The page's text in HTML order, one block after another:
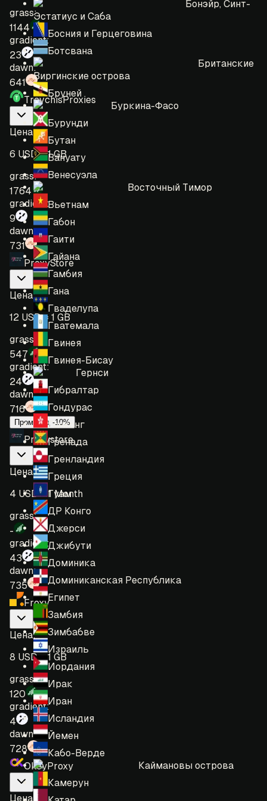
Бонэйр, Синт-
Эстатиус и Саба
Босния и Герцеговина
Ботсвана
Британские
Виргинские острова
Бруней
Буркина-Фасо
Бурунди
Бутан
Вануату
Венесуэла
Восточный Тимор
Вьетнам
Габон
Гаити
Гайана
Гамбия
Гана
Гваделупа
Гватемала
Гвинея
Гвинея-Бисау
Гернси
Гибралтар
Гондурас
Гонконг
Гренада
Гренландия
Греция
Гуам
ДР Конго
Джерси
Джибути
Доминика
Доминиканская Республика
Египет
Замбия
Зимбабве
Израиль
Иордания
Ирак
Иран
Исландия
Йемен
Кабо-Верде
Каймановы острова
Камерун
grass:
1144
gradient:
23
dawn:
641
TravchisProxies
Цена:
6 USD = 1 GB
grass:
1764
gradient:
9
dawn:
731
ProxyStore
Цена:
12 USD = 1 GB
grass:
547
gradient:
24
dawn:
716
Промокод -10%
Proxystore
Цена:
4 USD = 1 Month
grass:
-
gradient:
43
dawn:
735
Froxy
Цена:
8 USD = 1 GB
grass:
120
gradient:
4
dawn:
728
OkeyProxy
Цена